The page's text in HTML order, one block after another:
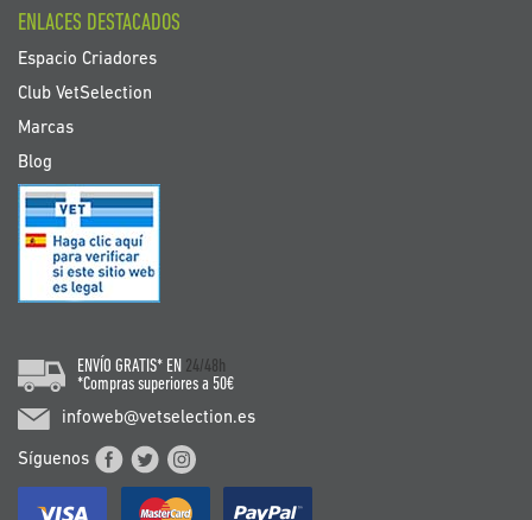
ENLACES DESTACADOS
Espacio Criadores
Club VetSelection
Marcas
Blog
ENVÍO GRATIS* EN 24/48h
*Compras superiores a 50€
infoweb@vetselection.es
Síguenos